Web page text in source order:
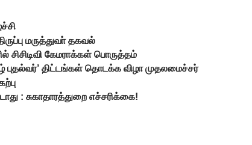
மருத்துவா் தகவல்
கேமராக்கள் பொருத்தம்
புதல்வர்’ திட்டங்கள் தொடக்க விழா முதலமைச்சர்
: சுகாதாரத்துறை எச்சரிக்கை!